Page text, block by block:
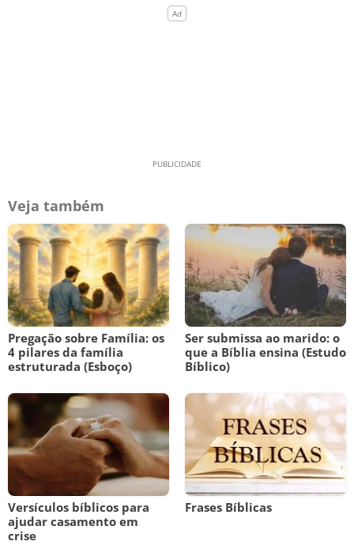
Veja também
Pregação sobre Família: os
4 pilares da família
estruturada (Esboço)
Ser submissa ao marido: o
que a Bíblia ensina (Estudo
Bíblico)
Versículos bíblicos para
ajudar casamento em
crise
Frases Bíblicas